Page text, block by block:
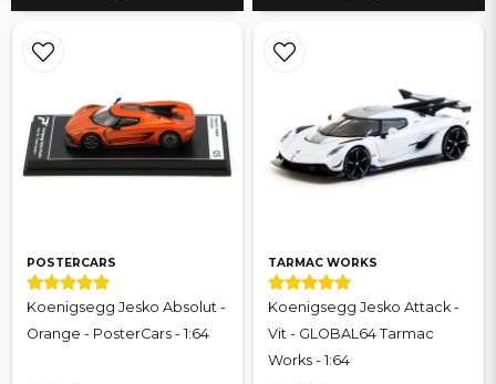
POSTERCARS
Koenigsegg Jesko Absolut -
Orange - PosterCars - 1:64
TARMAC WORKS
Koenigsegg Jesko Attack -
Vit - GLOBAL64 Tarmac
Works - 1:64